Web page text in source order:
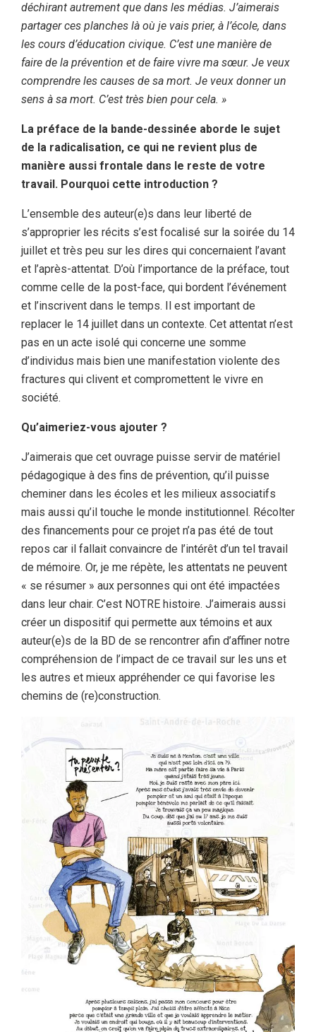
déchirant autrement que dans les médias. J’aimerais
partager ces planches là où je vais prier, à l’école, dans
les cours d’éducation civique. C’est une manière de
faire de la prévention et de faire vivre ma sœur. Je veux
comprendre les causes de sa mort. Je veux donner un
sens à sa mort. C’est très bien pour cela. »
La préface de la bande-dessinée aborde le sujet
de la radicalisation, ce qui ne revient plus de
manière aussi frontale dans le reste de votre
travail. Pourquoi cette introduction ?
L’ensemble des auteur(e)s dans leur liberté de
s’approprier les récits s’est focalisé sur la soirée du 14
juillet et très peu sur les dires qui concernaient l’avant
et l’après-attentat. D’où l’importance de la préface, tout
comme celle de la post-face, qui bordent l’événement
et l’inscrivent dans le temps. Il est important de
replacer le 14 juillet dans un contexte. Cet attentat n’est
pas en un acte isolé qui concerne une somme
d’individus mais bien une manifestation violente des
fractures qui clivent et compromettent le vivre en
société.
Qu’aimeriez-vous ajouter ?
J’aimerais que cet ouvrage puisse servir de matériel
pédagogique à des fins de prévention, qu’il puisse
cheminer dans les écoles et les milieux associatifs
mais aussi qu’il touche le monde institutionnel. Récolter
des financements pour ce projet n’a pas été de tout
repos car il fallait convaincre de l’intérêt d’un tel travail
de mémoire. Or, je me répète, les attentats ne peuvent
« se résumer » aux personnes qui ont été impactées
dans leur chair. C’est NOTRE histoire. J’aimerais aussi
créer un dispositif qui permette aux témoins et aux
auteur(e)s de la BD de se rencontrer afin d’affiner notre
compréhension de l’impact de ce travail sur les uns et
les autres et mieux appréhender ce qui favorise les
chemins de (re)construction.